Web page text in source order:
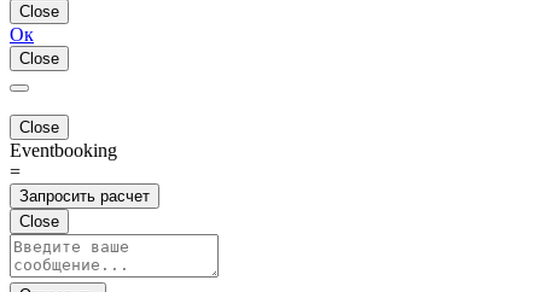
Close
Ок
Close
Close
Eventbooking
=
Запросить расчет
Close